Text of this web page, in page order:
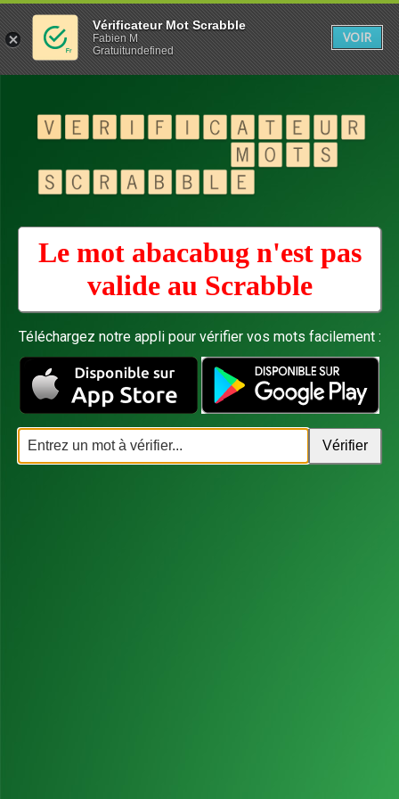
Le mot abacabug n'est pas
valide au Scrabble
Téléchargez notre appli pour vérifier vos mots facilement :
Vérificateur Mot Scrabble
Fabien M
Gratuitundefined
VOIR